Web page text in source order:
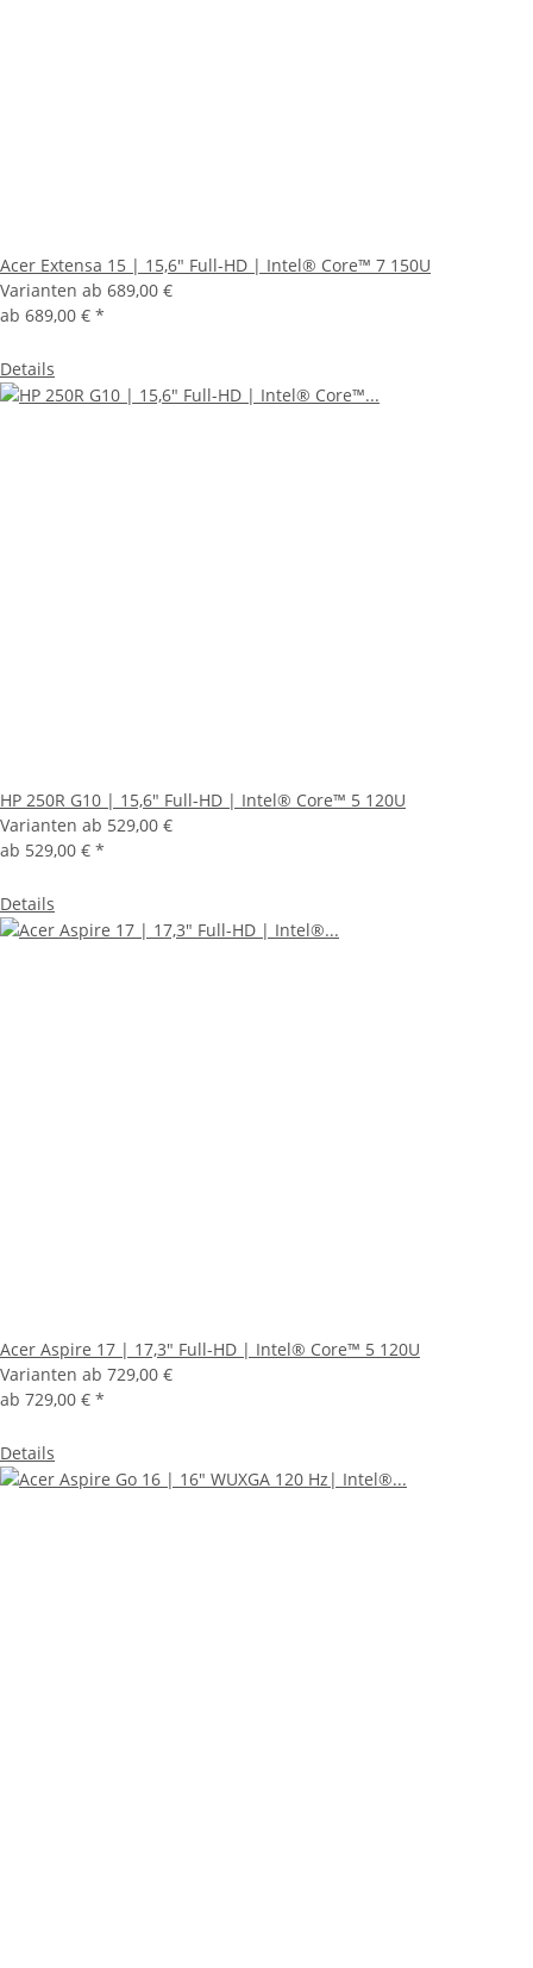
Acer Extensa 15 | 15,6" Full-HD | Intel® Core™ 7 150U
Varianten ab 689,00 €
ab 689,00 € *
Details
HP 250R G10 | 15,6" Full-HD | Intel® Core™ 5 120U
Varianten ab 529,00 €
ab 529,00 € *
Details
Acer Aspire 17 | 17,3" Full-HD | Intel® Core™ 5 120U
Varianten ab 729,00 €
ab 729,00 € *
Details